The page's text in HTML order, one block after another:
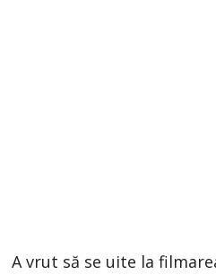
A vrut să se uite la